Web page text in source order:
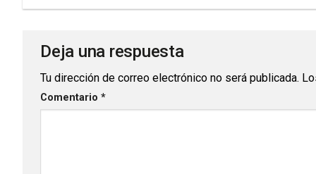
Deja una respuesta
Tu dirección de correo electrónico no será publicada.
Comentario *